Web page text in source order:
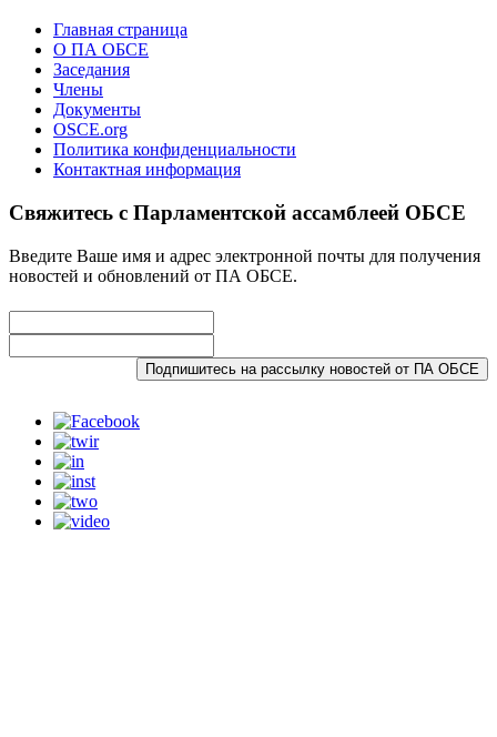
Главная страница
О ПА ОБСЕ
Заседания
Члены
Документы
OSCE.org
Политика конфиденциальности
Контактная информация
Свяжитесь с Парламентской ассамблеей ОБСЕ
Введите Ваше имя и адрес электронной почты для получения
новостей и обновлений от ПА ОБСЕ.